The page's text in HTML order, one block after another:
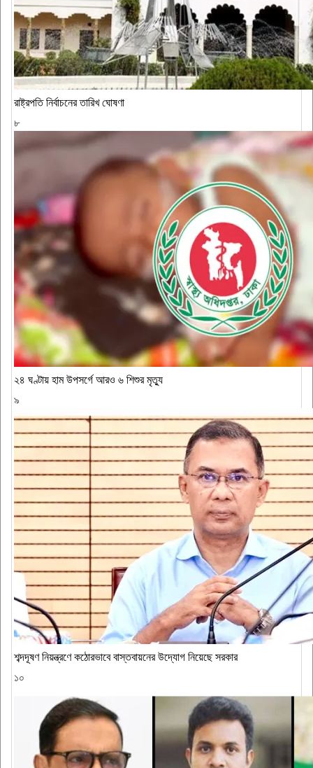
রাষ্ট্রপতি নির্বাচনের তারিখ ঘোষণা
৮
২৪ ঘণ্টায় হাম উপসর্গে আরও ৬ শিশুর মৃত্যু
৯
শব্দদূষণ নিয়ন্ত্রণে কঠোরভাবে বাস্তবায়নের উদ্যোগ নিয়েছে সরকার
১০